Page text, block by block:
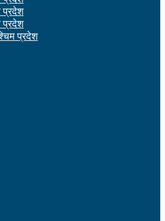
प्रदेश
प्रदेश
प्रदेश